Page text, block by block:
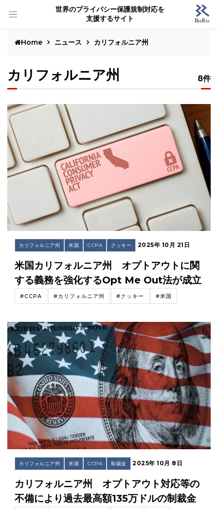
世界のプライバシー保護規制対応を
支援するサイト
Home ニュース カリフォルニア州
カリフォルニア州 8件
カリフォルニア州 米国 CCPA クッキー 2025年 10月 21日
米国カリフォルニア州 オプトアウトに関
する義務を強化するOpt Me Out法が成立
#CCPA #カリフォルニア州 #クッキー #米国
カリフォルニア州 米国 CCPA 制裁金 2025年 10月 8日
カリフォルニア州 オプトアウト対応等の
不備により過去最高額135万ドルの制裁金